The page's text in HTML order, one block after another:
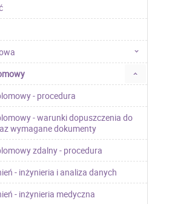
- procedura
- warunki dopuszczenia do
wymagane dokumenty
zdalny - procedura
- inżynieria i analiza danych
- inżynieria medyczna